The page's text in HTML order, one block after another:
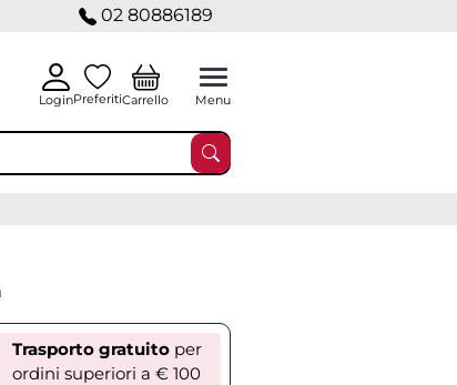
02 80886189
LoginPreferitiCarrello Menu
Trasporto gratuitoper
ordini superiori a € 100